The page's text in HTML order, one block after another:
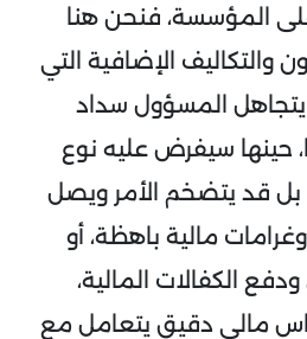
على المؤسسة، فنحن هنا
والتكاليف الإضافية التي
يتجاهل المسؤول سداد
حينها سيفرض عليه نوع
بل قد يتضخم الأمر ويصل
مالية باهظة، أو
الكفالات المالية،
مالي دقيق يتعامل مع